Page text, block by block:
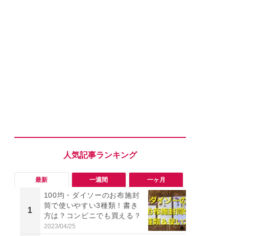
最新 一週間 一ヶ月
1
100均・ダイソーのお布施封
筒で使いやすい3種類！書き
方は？コンビニでも買える？
2023/04/25